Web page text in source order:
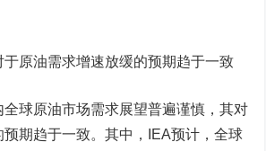
于原油需求增速放缓的预期趋于一致
全球原油市场需求展望普遍谨慎，其对
预期趋于一致。其中，IEA预计，全球